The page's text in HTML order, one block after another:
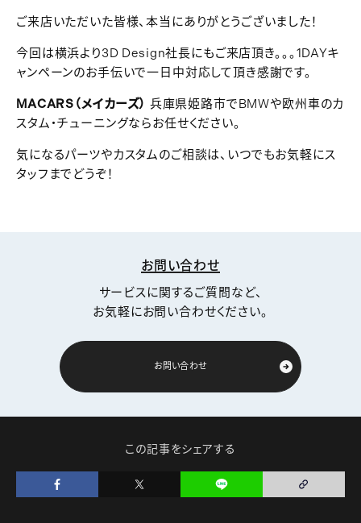
ご来店いただいた皆様、本当にありがとうございました！
今回は横浜より3D Design社長にもご来店頂き。。。1DAYキ
ャンペーンのお手伝いで一日中対応して頂き感謝です。
MACARS（メイカーズ） 兵庫県姫路市でBMWや欧州車のカ
スタム・チューニングならお任せください。
気になるパーツやカスタムのご相談は、いつでもお気軽にス
タッフまでどうぞ！
お問い合わせ
サービスに関するご質問など、
お気軽にお問い合わせください。
お問い合わせ
この記事をシェアする